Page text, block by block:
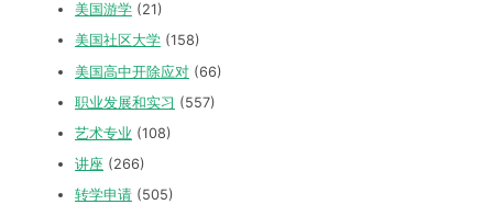
美国游学 (21)
美国社区大学 (158)
美国高中开除应对 (66)
职业发展和实习 (557)
艺术专业 (108)
讲座 (266)
转学申请 (505)